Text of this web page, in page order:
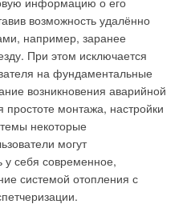
возможность удалённо
например, заранее
При этом исключается
на фундаментальные
возникновения аварийной
монтажа, настройки
некоторые
могут
у себя современное,
системой отопления с